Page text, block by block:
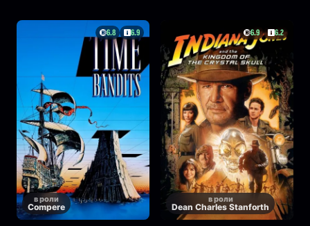
6.8 6.9
в роли
Compere
6.9 6.2
в роли
Dean Charles Stanforth